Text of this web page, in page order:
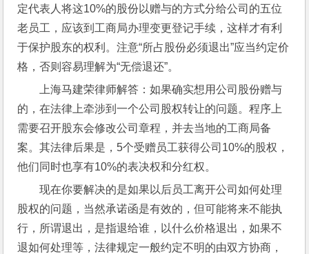
定代表人将这10%的股份以赠与的方式分给公司的五位
老员工，应该到工商局办理变更登记手续，这样才有利
于保护股东的权利。注意“所占股份必须退出”应当约定价
格，否则容易理解为“无偿退还”。
上海马建荣律师解答：如果确实想用公司股份赠与
的，在法律上牵涉到一个公司股权转让的问题。程序上
需要召开股东会修改公司章程，并去当地的工商局备
案。其法律后果是，5个受赠员工获得公司10%的股权，
他们同时也享有10%的表决权和分红权。
现在你要解决的是如果以后员工离开公司如何处理
股权的问题，当然承诺函是有效的，但可能将来不能执
行，所谓退出，是指退给谁，以什么价格退出，如果不
退如何处理等，法律规定一般约定不明的由双方协商，